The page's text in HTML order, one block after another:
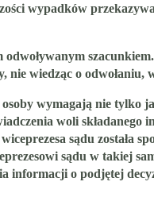
wypadków
wiedząc o odwołaniu,
wymagają nie tylko
woli składanego
sądu została
sądu w takiej
informacji o podjętej